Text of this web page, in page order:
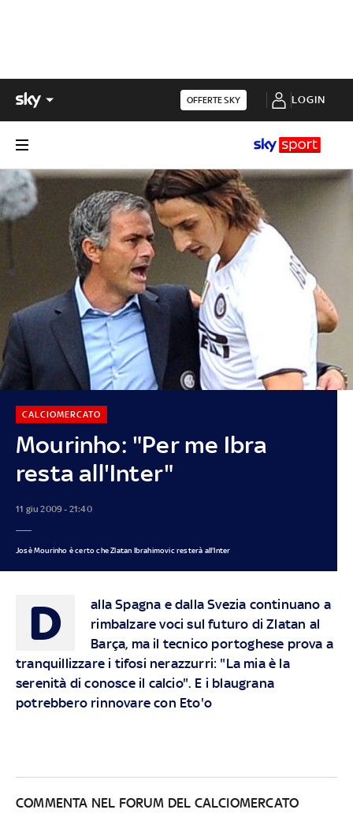
OFFERTE SKY LOGIN
Mourinho: "Per me Ibra
resta all'Inter"
CALCIOMERCATO
11 giu 2009 - 21:40
Josè Mourinho è certo che Zlatan Ibrahimovic resterà all'Inter
D
alla Spagna e dalla Svezia continuano a
rimbalzare voci sul futuro di Zlatan al
Barça, ma il tecnico portoghese prova a
tranquillizzare i tifosi nerazzurri: "La mia è la
serenità di conosce il calcio". E i blaugrana
potrebbero rinnovare con Eto'o
COMMENTA NEL FORUM DEL CALCIOMERCATO